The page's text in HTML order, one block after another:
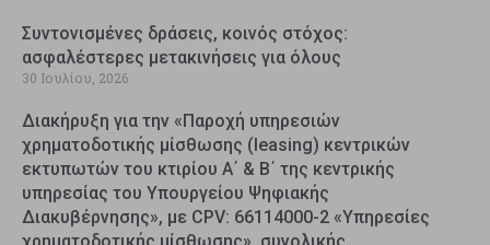
Συντονισμένες δράσεις, κοινός στόχος:
ασφαλέστερες μετακινήσεις για όλους
30 Ιουλίου, 2026
Διακήρυξη για την «Παροχή υπηρεσιών
χρηματοδοτικής μίσθωσης (leasing) κεντρικών
εκτυπωτών του κτιρίου Α΄ & Β΄ της κεντρικής
υπηρεσίας του Υπουργείου Ψηφιακής
Διακυβέρνησης», με CPV: 66114000-2 «Υπηρεσίες